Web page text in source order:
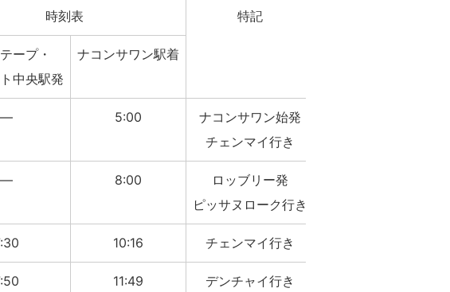
時刻表 特記
ープ・
中央駅発
ナコンサワン駅着
― 5:00
ナコンサワン始発
チェンマイ行き
― 8:00
ロッブリー発
ピッサヌローク行き
10:16 チェンマイ行き
11:49 デンチャイ行き